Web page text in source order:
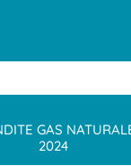
GAS
2024